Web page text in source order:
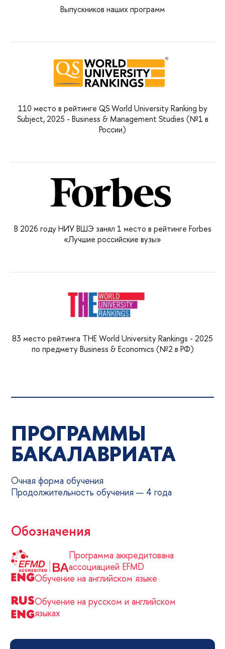
Выпускников наших программ
110 место в рейтинге QS World University Ranking by
Subject, 2025 - Business & Management Studies (№1 в
России)
В 2026 году НИУ ВШЭ занял 1 место в рейтинге Forbes
«Лучшие российские вузы»
83 место рейтинга THE World University Rankings - 2025
по предмету Business & Economics (№2 в РФ)
ПРОГРАММЫ
БАКАЛАВРИАТА
Очная форма обучения
Продолжительность обучения — 4 года
Обозначения
Программа аккредитована
ассоциацией EFMD
Обучение на английском языке
Обучение на русском и английском
языках